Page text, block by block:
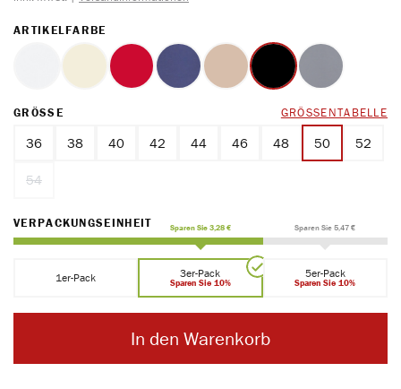
ARTIKELFARBE
weiss ecru marine schwarz blue
(Diese Option
GRÖSSE AUSWÄHLEN GRÖSSENTABELLE
36 38 40 42 44 46 48 50 52
54(Diese Option ist zurzeit nicht verfügbar.)
VERPACKUNGSEINHEITAUSWÄHLEN
Sparen Sie 3,28 € Sparen Sie 5,47 €
1er-Pack 3er-Pack
Sparen Sie 10%
5er-Pack
Sparen Sie 10%
In den Warenkorb